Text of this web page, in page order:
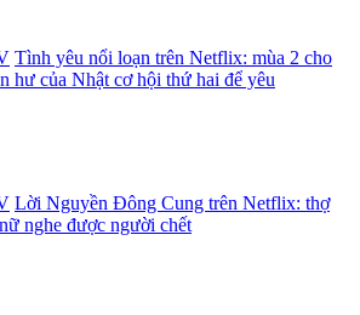
Tình yêu nổi loạn trên Netflix: mùa 2 cho
hư của Nhật cơ hội thứ hai để yêu
Lời Nguyền Đông Cung trên Netflix: thợ
nghe được người chết